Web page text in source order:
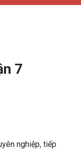
7
nghiệp, tiếp